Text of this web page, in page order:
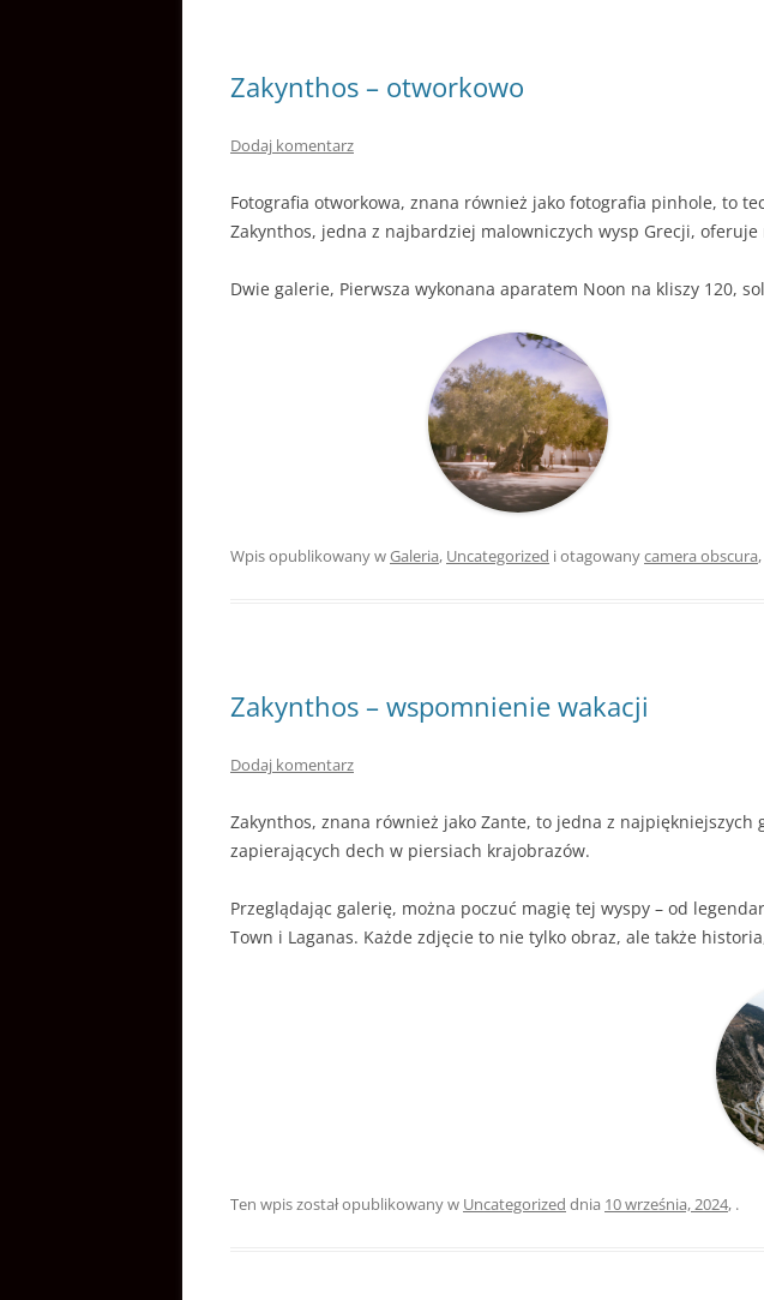
Zakynthos – otworkowo
Dodaj komentarz
Fotografia otworkowa, znana również jako fotografia pinhole, to
Zakynthos, jedna z najbardziej malowniczych wysp Grecji,
Dwie galerie, Pierwsza wykonana aparatem Noon na kliszy 120,
Wpis opublikowany wGaleria, Uncategorized i otagowanycamera obscura,
Zakynthos – wspomnienie wakacji
Dodaj komentarz
Zakynthos, znana również jako Zante, to jedna z najpiękniejszych
zapierających dech w piersiach krajobrazów.
Przeglądając galerię, można poczuć magię tej wyspy – od
Town i Laganas. Każde zdjęcie to nie tylko obraz, ale także
Ten wpis został opublikowany w Uncategorized dnia 10 września, 2024, .